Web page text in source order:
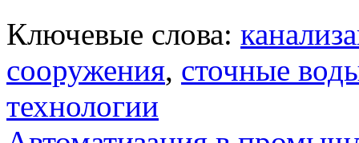
Ключевые слова:
сооружения, сточные
технологии